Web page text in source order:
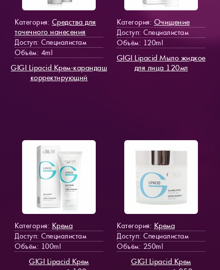
Категория: Средства для
точечного нанесения
Доступ: Специалистам
Объём: 4ml
GIGI Lipacid Крем-карандаш
корректирующий
Категория: Очищение
Доступ: Специалистам
Объём: 120ml
GIGI Lipacid Мыло жидкое
для лица 120мл
Категория: Крема
Доступ: Специалистам
Объём: 100ml
GIGI Lipacid Крем
Категория: Крема
Доступ: Специалистам
Объём: 250ml
GIGI Lipacid Крем